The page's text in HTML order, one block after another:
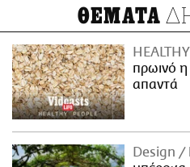
ΘΕΜΑΤΑ
πρωινό
απαντά
Design